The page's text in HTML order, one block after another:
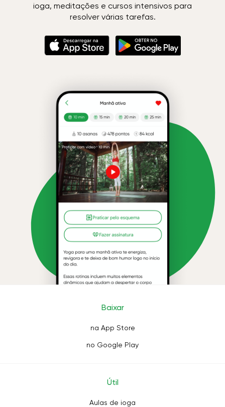
ioga, meditações e cursos intensivos para
resolver várias tarefas.
Baixar
na App Store
no Google Play
Útil
Aulas de ioga